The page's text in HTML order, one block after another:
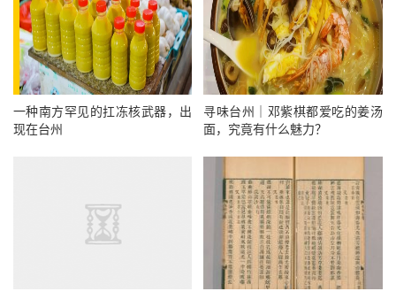
【材料】：老姜汁 20克、全脂牛奶 200ml、白糖 10克
【做法】：1、准备姜汁。老姜去皮，刨刀刨成姜蓉，放纱
布中挤出姜汁。（也可以用料理机、研磨盘或直接剁碎。）
姜的出汁率特别高，有20克就够了，多了喝起来太辣。姜汁
要现磨现用，长时间放置会被氧化失活。
酶就失去活性了）。没有温度计，可以加热到快沸腾但没沸
腾，锅边冒小泡时停止加热，放一边冷却30-60秒再使用，
让奶的温度降到70度左右，这点也非常关键；
3、最后撞姜汁之前，有非常重要的一步，那就是，用勺子
一种南方罕见的扛冻核武器，出
现在台州
寻味台州｜邓紫棋都爱吃的姜汤
面，究竟有什么魅力？